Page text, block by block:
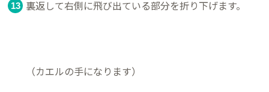
裏返して右側に飛び出ている部分を折り下げます。
（カエルの手になります）